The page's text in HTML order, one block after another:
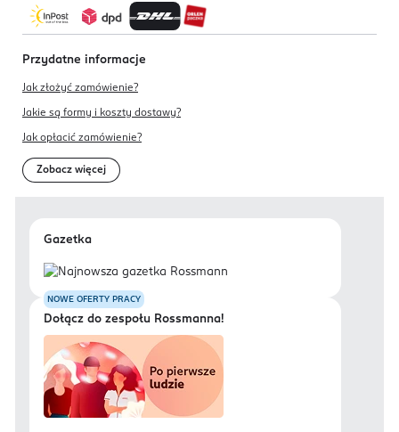
Przydatne informacje
Jak złożyć zamówienie?
Jakie są formy i koszty dostawy?
Jak opłacić zamówienie?
Zobacz więcej
Gazetka
NOWE OFERTY PRACY
Dołącz do zespołu Rossmanna!